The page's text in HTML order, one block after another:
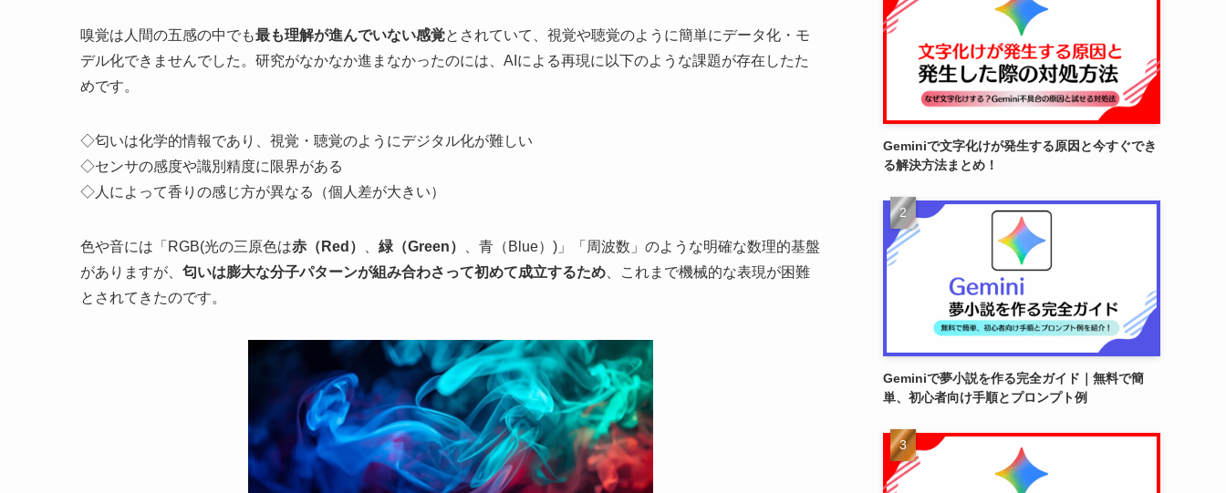
嗅覚は人間の五感の中でも最も理解が進んでいない感覚とされていて、視覚や聴覚のように簡単にデータ化・モ
デル化できませんでした。研究がなかなか進まなかったのには、AIによる再現に以下のような課題が存在したた
めです。
◇匂いは化学的情報であり、視覚・聴覚のようにデジタル化が難しい
◇センサの感度や識別精度に限界がある
◇人によって香りの感じ方が異なる（個人差が大きい）
色や音には「RGB(光の三原色は赤（Red） 、 緑（Green）
、青（Blue）)」「周波数」のような明確な数理的基盤
がありますが、 匂いは膨大な分子パターンが組み合わさって初めて成立するため、これまで機械的な表現が困難
とされてきたのです。
Geminiで文字化けが発生する原因と今すぐでき
る解決方法まとめ！
Geminiで夢小説を作る完全ガイド｜無料で簡
単、初心者向け手順とプロンプト例